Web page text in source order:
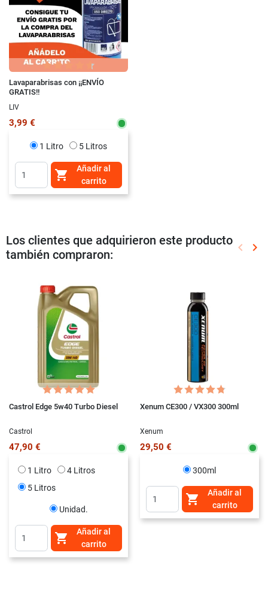
Lavaparabrisas con ¡¡ENVÍO
GRATIS!!
LIV
3,99 €
1 Litro 5 Litros

Añadir al
carrito
Los clientes que adquirieron este producto
también compraron:
keyboard_arrow_left keyboard_arrow_right
Castrol Edge 5w40 Turbo Diesel
Castrol
47,90 €
1 Litro
4 Litros
5 Litros
Unidad.

Añadir al
carrito
Xenum CE300 / VX300 300ml
Xenum
29,50 €
300ml

Añadir al
carrito